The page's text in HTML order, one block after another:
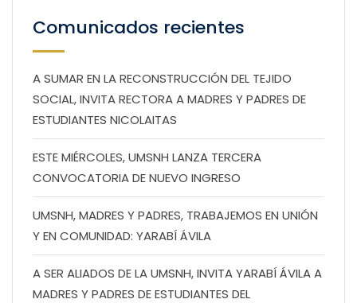
Comunicados recientes
A SUMAR EN LA RECONSTRUCCIÓN DEL TEJIDO
SOCIAL, INVITA RECTORA A MADRES Y PADRES DE
ESTUDIANTES NICOLAITAS
ESTE MIÉRCOLES, UMSNH LANZA TERCERA
CONVOCATORIA DE NUEVO INGRESO
UMSNH, MADRES Y PADRES, TRABAJEMOS EN UNIÓN
Y EN COMUNIDAD: YARABÍ ÁVILA
A SER ALIADOS DE LA UMSNH, INVITA YARABÍ ÁVILA A
MADRES Y PADRES DE ESTUDIANTES DEL